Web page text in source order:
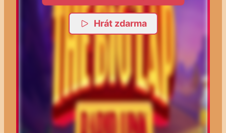
Hrát zdarma